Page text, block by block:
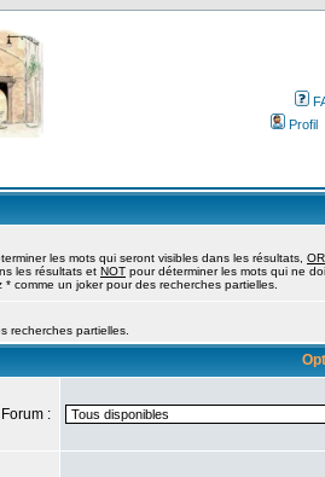
Profil
les mots qui seront visibles dans les résultats, OR
les résultats et NOT pour déterminer les mots qui ne
comme un joker pour des recherches partielles.
recherches partielles.
Forum :